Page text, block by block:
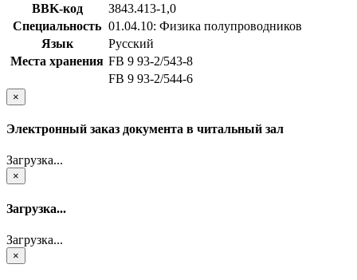
BBK-код
З843.413-1,0
Специальность 01.04.10: Физика полупроводников
Язык
Русский
Места хранения FB 9 93-2/543-8
FB 9 93-2/544-6
×
Электронный заказ документа в читальный зал
Загрузка...
×
Загрузка...
Загрузка...
×